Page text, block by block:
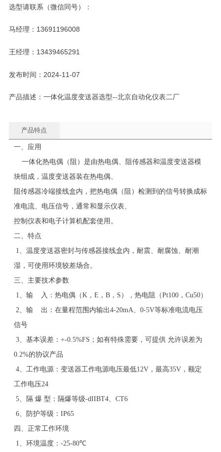
选型请联系（微信同号）：
马经理：13691196008
王经理：13439465291
发布时间：2024-11-07
产品描述：一体化温度变送器选型--北京自动化仪表二厂
产品特点
一、应用
一体化热电偶（阻）是由热电偶、阻传感器和温度变送器模
块组成，温度变送器装在热电偶、
阻传感器冷端接线盒内，把热电偶（阻）检测到的信号转换成标
准电流、电压信号，通常和显示仪表、
控制仪表和电子计算机配套使用。
二、特点
1、温度变送器密封与传感器接线盒内，耐震、耐腐蚀、耐潮
湿，可使用环境较差场合。
三、主要技术参数
1、输 入：热电偶（K， E ， B， S ），热电阻（Pt100， Cu50）
2、输 出：在量程范围内输出4-20mA、 0-5V等标准电流电压
信号
3、基本误差： +-0.5%FS ；如有特殊需要，可提供 允许误差为
0.2%的协议产品
4、工作电源：变送器工作电源电压最低12V，最高35V，额定
工作电压24
5、隔 爆 型：隔爆等级-dIIBT4、 CT6
6、防护等级： IP65
四、正常工作环境
1、环境温度： -25-80℃